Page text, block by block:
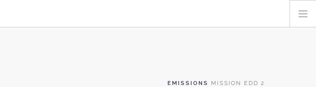
EMISSIONS MISSION EDD 2